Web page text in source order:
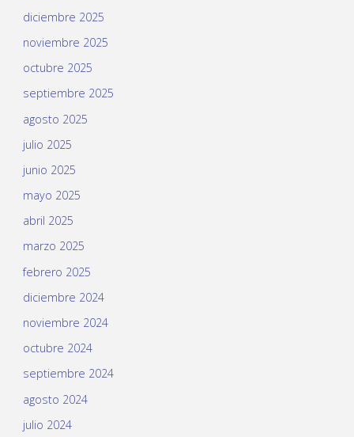
diciembre 2025
noviembre 2025
octubre 2025
septiembre 2025
agosto 2025
julio 2025
junio 2025
mayo 2025
abril 2025
marzo 2025
febrero 2025
diciembre 2024
noviembre 2024
octubre 2024
septiembre 2024
agosto 2024
julio 2024